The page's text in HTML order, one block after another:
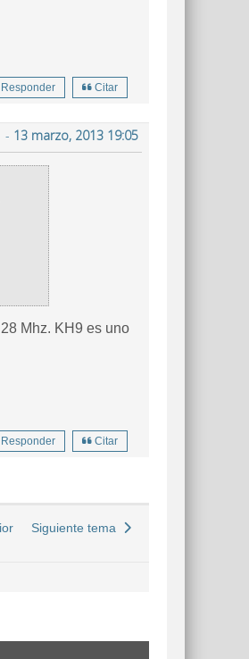
Responder Citar
- 13 marzo, 2013 19:05
Mhz. KH9 es uno
Responder Citar
Siguiente tema